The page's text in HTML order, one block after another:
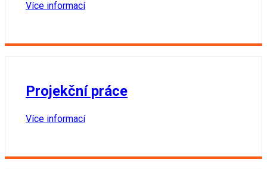
Více informací
Projekční práce
Více informací